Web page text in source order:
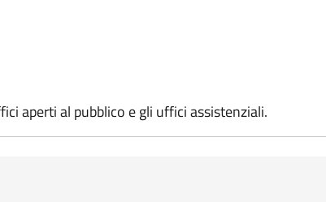
aperti al pubblico e gli uffici assistenziali.